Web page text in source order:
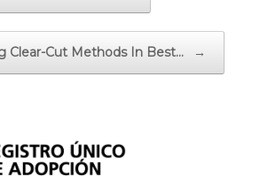
Clear-Cut Methods In Best… →